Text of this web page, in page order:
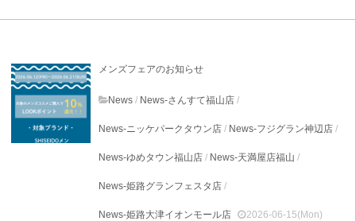
メンズフェアのお知らせ
News / News-さんすて福山店 /
News-ニッケパークタウン店 / News-フジグラン神辺店 /
News-ゆめタウン福山店 / News-天満屋店福山 /
News-姫路グランフェスタ店 /
News-姫路大津イオンモール店 2026-06-15(Mon)